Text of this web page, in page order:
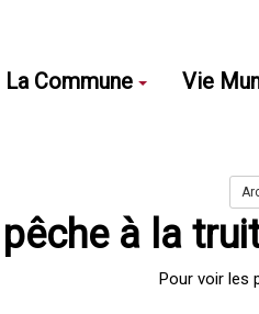
La Commune Vie
à la
Pour voir les